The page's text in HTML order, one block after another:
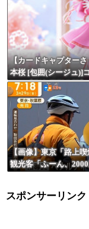
【カードキャプター
本桜 [包囲(シージュ)]
ュア【彩色原型公開】
【画像】東京「路上
観光客「ふーん、
スポンサーリンク